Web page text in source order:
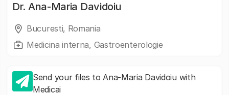
Dr. Ana-Maria Davidoiu
Bucuresti, Romania
Medicina interna, Gastroenterologie
Send your files to Ana-Maria Davidoiu with
Medicai